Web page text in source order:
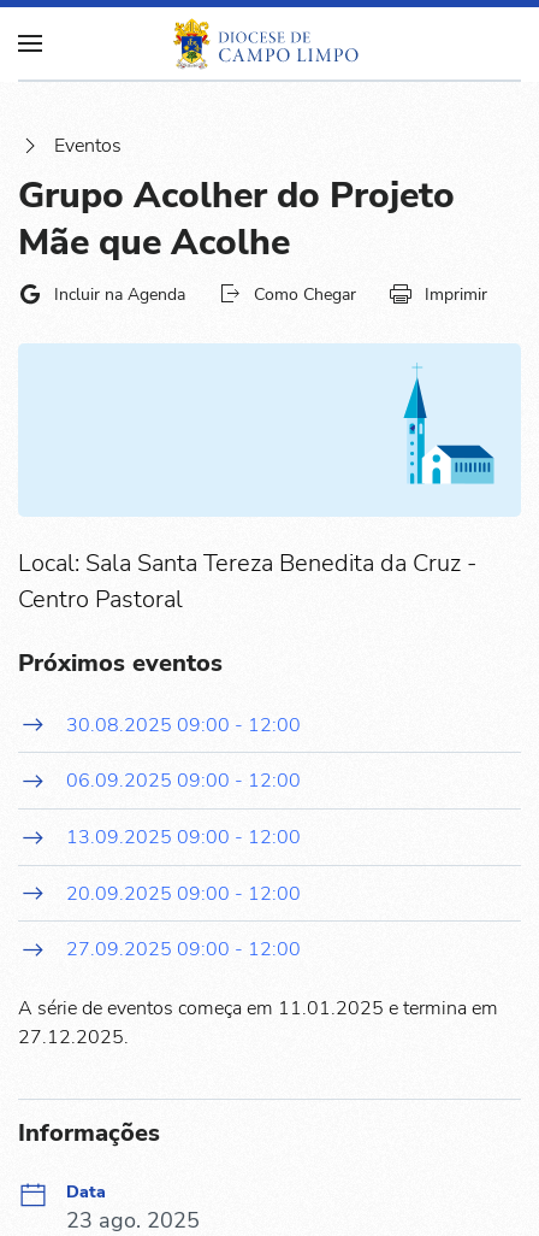
Eventos
Grupo Acolher do Projeto
Mãe que Acolhe
Incluir na Agenda Como Chegar Imprimir
Local: Sala Santa Tereza Benedita da Cruz -
Centro Pastoral
Próximos eventos
30.08.2025 09:00 - 12:00
06.09.2025 09:00 - 12:00
13.09.2025 09:00 - 12:00
20.09.2025 09:00 - 12:00
27.09.2025 09:00 - 12:00
A série de eventos começa em 11.01.2025 e termina em
27.12.2025.
Informações
Data
23 ago. 2025